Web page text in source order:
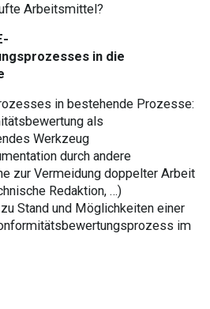
Arbeitsmittel?
in die
in bestehende Prozesse:
als
Werkzeug
durch andere
zur Vermeidung doppelter Arbeit
Redaktion, …)
Stand und Möglichkeiten einer
im